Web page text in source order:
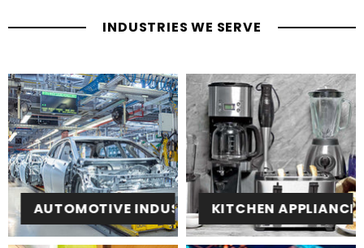
INDUSTRIES WE SERVE
AUTOMOTIVE INDUSTRY KITCHEN APPLIANCE